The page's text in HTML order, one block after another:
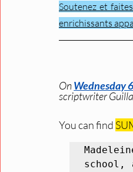
Soutenez et
enrichissants
On Wednesday
scriptwriter
You can find
school,